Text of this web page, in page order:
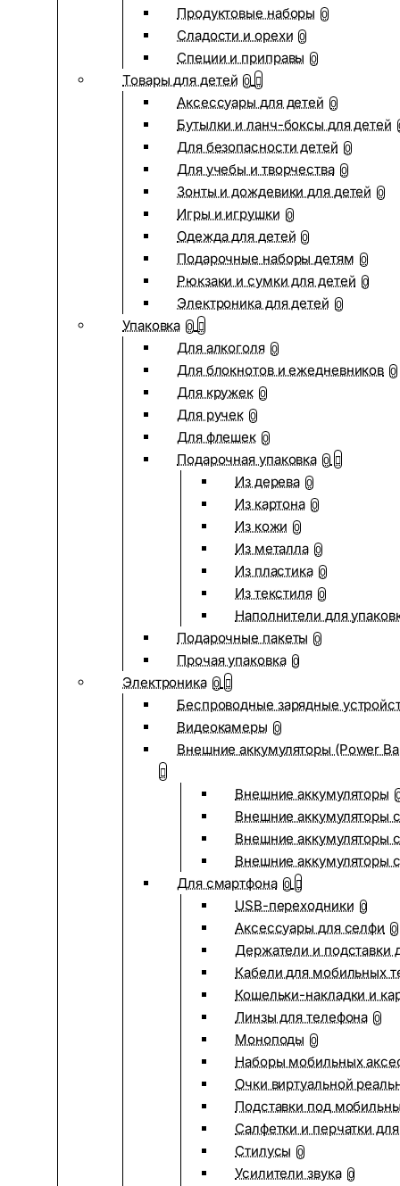
Продуктовые наборы 0
Сладости и орехи 0
Специи и приправы 0
Товары для детей 0
Аксессуары для детей 0
Бутылки и ланч-боксы для детей
Для безопасности детей 0
Для учебы и творчества 0
Зонты и дождевики для детей 0
Игры и игрушки 0
Одежда для детей 0
Подарочные наборы детям 0
Рюкзаки и сумки для детей 0
Электроника для детей 0
Упаковка 0
Для алкоголя 0
Для блокнотов и ежедневников 0
Для кружек 0
Для ручек 0
Для флешек 0
Подарочная упаковка 0
Из дерева 0
Из картона 0
Из кожи 0
Из металла 0
Из пластика 0
Из текстиля 0
Наполнители для
Подарочные пакеты 0
Прочая упаковка 0
Электроника 0
Беспроводные зарядные
Видеокамеры 0
Внешние аккумуляторы (Power
Внешние аккумуляторы
Внешние аккумуляторы
Внешние аккумуляторы
Внешние аккумуляторы
Для смартфона 0
USB-переходники 0
Аксессуары для селфи 0
Держатели и подставки
Кабели для мобильных
Кошельки-накладки и
Линзы для телефона 0
Моноподы 0
Наборы мобильных
Очки виртуальной
Подставки под
Салфетки и перчатки
Стилусы 0
Усилители звука 0